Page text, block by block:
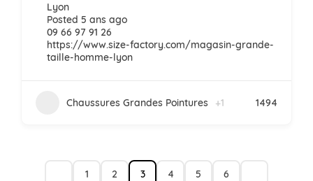
Lyon
Posted 5 ans ago
09 66 97 91 26
https://www.size-factory.com/magasin-grande-
taille-homme-lyon
Chaussures Grandes Pointures +1 1494
1 2 3 4 5 6